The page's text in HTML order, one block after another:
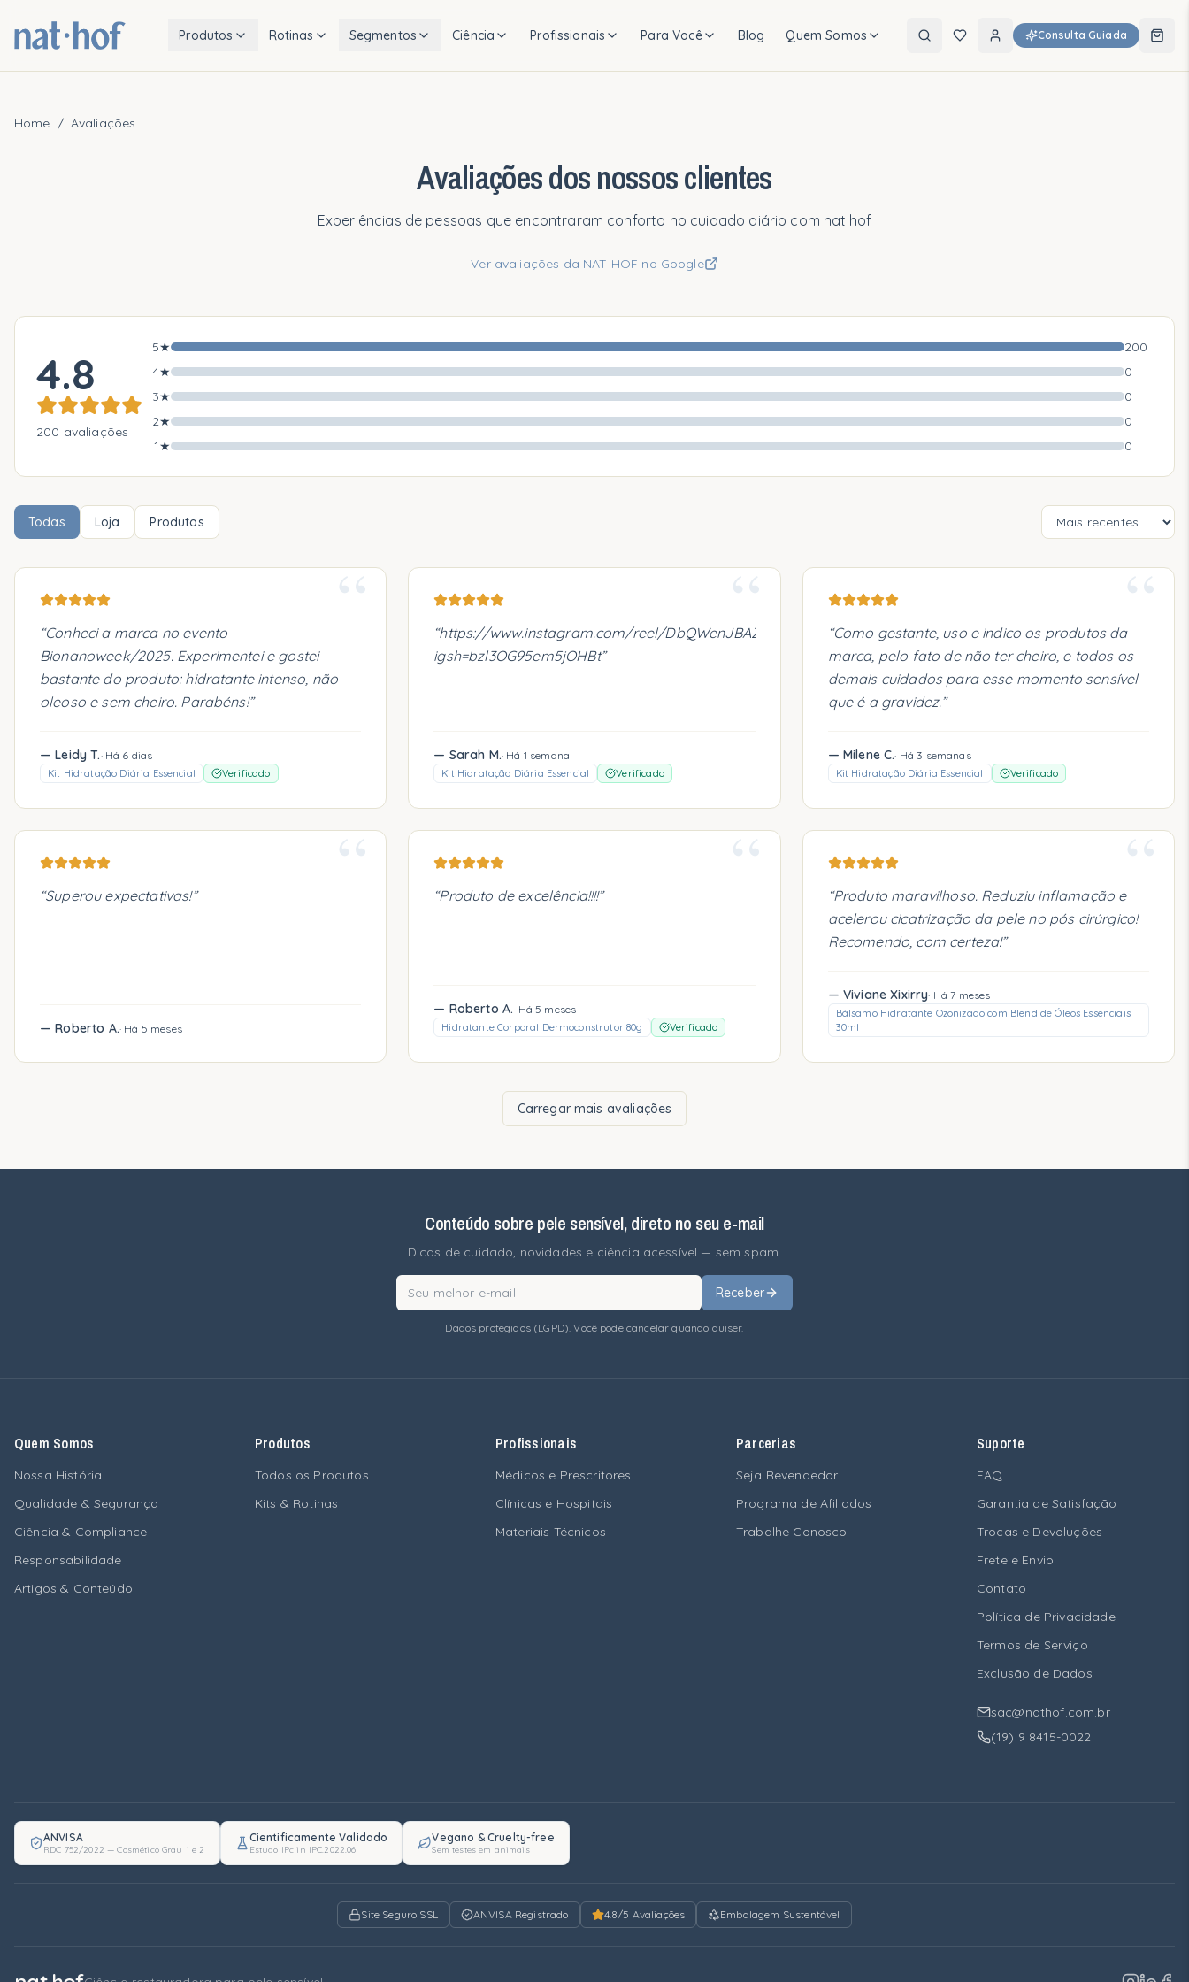
Produtos Rotinas Segmentos Ciência Profissionais Para Você Blog Quem Somos Consulta Guiada
Home / Avaliações
Avaliações dos nossos clientes
Experiências de pessoas que encontraram conforto no cuidado diário com nat·hof
Ver avaliações da NAT HOF no Google
4.8
200 avaliações
5★
200
4★
0
3★
0
2★
0
1★ 0
Todas Loja Produtos
“
“Conheci a marca no evento
Bionanoweek/2025. Experimentei e gostei
bastante do produto: hidratante intenso, não
oleoso e sem cheiro. Parabéns!”
—Leidy T.· Há 6 dias
Kit Hidratação Diária Essencial Verificado
“
“https://www.instagram.com/reel/DbQWenJBAZr/?
igsh=bzl3OG95em5jOHBt”
— Sarah M.· Há 1 semana
Kit Hidratação Diária Essencial Verificado
“
“Como gestante, uso e indico os produtos da
marca, pelo fato de não ter cheiro, e todos os
demais cuidados para esse momento sensível
que é a gravidez.”
— Milene C.· Há 3 semanas
Kit Hidratação Diária Essencial Verificado
“
“Superou expectativas!”
—Roberto A.· Há 5 meses
“
“Produto de excelência!!!!”
— Roberto A.· Há 5 meses
Hidratante Corporal Dermoconstrutor 80g Verificado
“
“Produto maravilhoso. Reduziu inflamação e
acelerou cicatrização da pele no pós cirúrgico!
Recomendo, com certeza!”
— Viviane Xixirry· Há 7 meses
Bálsamo Hidratante Ozonizado com Blend de Óleos Essenciais
30ml
Carregar mais avaliações
Conteúdo sobre pele sensível, direto no seu e-mail
Dicas de cuidado, novidades e ciência acessível — sem spam.
Receber
Dados protegidos (LGPD). Você pode cancelar quando quiser.
Quem Somos
Nossa História
Qualidade & Segurança
Ciência & Compliance
Responsabilidade
Artigos & Conteúdo
Produtos
Todos os Produtos
Kits & Rotinas
Profissionais
Médicos e Prescritores
Clínicas e Hospitais
Materiais Técnicos
Parcerias
Seja Revendedor
Programa de Afiliados
Trabalhe Conosco
Suporte
FAQ
Garantia de Satisfação
Trocas e Devoluções
Frete e Envio
Contato
Política de Privacidade
Termos de Serviço
Exclusão de Dados
sac@nathof.com.br
(19) 9 8415-0022
ANVISA
RDC 752/2022 — Cosmético Grau 1 e 2
Cientificamente Validado
Estudo IPclin IPC.2022.06
Vegano & Cruelty-free
Sem testes em animais
Site Seguro SSL ANVISA Registrado 4.8/5 Avaliações Embalagem Sustentável